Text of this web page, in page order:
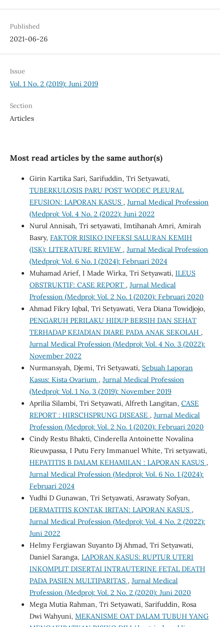
Published
2021-06-26
Issue
Vol. 1 No. 2 (2019): Juni 2019
Section
Articles
Most read articles by the same author(s)
Girin Kartika Sari, Sarifuddin, Tri Setyawati,
TUBERKULOSIS PARU POST WODEC PLEURAL
EFUSION: LAPORAN KASUS , Jurnal Medical Profession
(Medpro): Vol. 4 No. 2 (2022): Juni 2022
Nurul Annisah, Tri setyawati, Imtihanah Amri, Amirah
Basry, FAKTOR RISIKO INFEKSI SALURAN KEMIH
(ISK): LITERATURE REVIEW , Jurnal Medical Profession
(Medpro): Vol. 6 No. 1 (2024): Februari 2024
Muhamad Arief, I Made Wirka, Tri Setyawati, ILEUS
OBSTRUKTIF: CASE REPORT , Jurnal Medical
Profession (Medpro): Vol. 2 No. 1 (2020): Februari 2020
Ahmad Fikry Iqbal, Tri Setyawati, Vera Diana Towidjojo,
PENGARUH PERILAKU HIDUP BERSIH DAN SEHAT
TERHADAP KEJADIAN DIARE PADA ANAK SEKOLAH ,
Jurnal Medical Profession (Medpro): Vol. 4 No. 3 (2022):
November 2022
Nurmansyah, Djemi, Tri Setyawati, Sebuah Laporan
Kasus: Kista Ovarium , Jurnal Medical Profession
(Medpro): Vol. 1 No. 3 (2019): November 2019
Aprilia Silambi, Tri Setyawati, Alfreth Langitan, CASE
REPORT : HIRSCHSPRUNG DISEASE , Jurnal Medical
Profession (Medpro): Vol. 2 No. 1 (2020): Februari 2020
Cindy Restu Bhakti, Cinderella Antoinette Novalina
Rieuwpassa, I Putu Fery Immanuel White, Tri setyawati,
HEPATITIS B DALAM KEHAMILAN : LAPORAN KASUS ,
Jurnal Medical Profession (Medpro): Vol. 6 No. 1 (2024):
Februari 2024
Yudhi D Gunawan, Tri Setyawati, Asrawaty Sofyan,
DERMATITIS KONTAK IRITAN: LAPORAN KASUS ,
Jurnal Medical Profession (Medpro): Vol. 4 No. 2 (2022):
Juni 2022
Helmy Fergiawan Suyanto Dj Ahmad, Tri Setyawati,
Daniel Saranga, LAPORAN KASUS: RUPTUR UTERI
INKOMPLIT DISERTAI INTRAUTERINE FETAL DEATH
PADA PASIEN MULTIPARITAS , Jurnal Medical
Profession (Medpro): Vol. 2 No. 2 (2020): Juni 2020
Mega Mutia Rahman, Tri Setyawati, Sarifuddin, Rosa
Dwi Wahyuni, MEKANISME OAT DALAM TUBUH YANG